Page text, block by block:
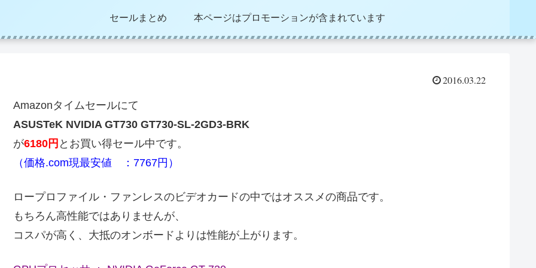
セールまとめ 本ページはプロモーションが含まれています
2016.03.22
Amazonタイムセールにて
ASUSTeK NVIDIA GT730 GT730-SL-2GD3-BRK
が6180円 とお買い得セール中です。
（価格.com現最安値 ：7767円）
ロープロファイル・ファンレスのビデオカードの中ではオススメの商品です。
もちろん高性能ではありませんが、
コスパが高く、大抵のオンボードよりは性能が上がります。